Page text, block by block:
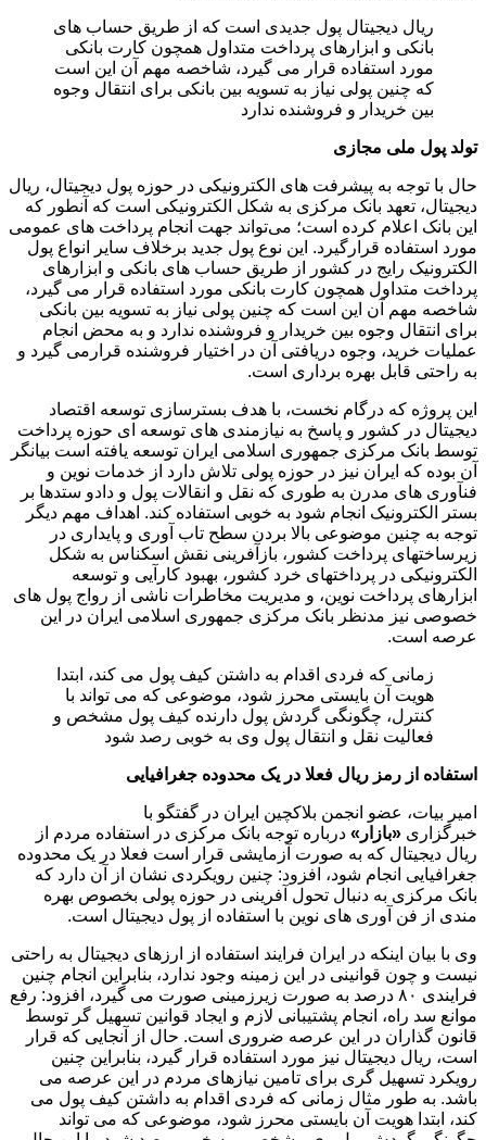
ریال دیجیتال پول جدیدی است که از طریق حساب های
بانکی و ابزارهای پرداخت متداول همچون کارت بانکی
مورد استفاده قرار می گیرد، شاخصه مهم آن این است
که چنین پولی نیاز به تسویه بین بانکی برای انتقال وجوه
بین خریدار و فروشنده ندارد
تولد پول ملی مجازی
حال با توجه به پیشرفت های الکترونیکی در حوزه پول دیجیتال، ریال
دیجیتال، تعهد بانک مرکزی به شکل الکترونیکی است که آنطور که
این بانک اعلام کرده است؛ می‌تواند جهت انجام پرداخت های عمومی
مورد استفاده قرارگیرد. این نوع پول جدید برخلاف سایر انواع پول
الکترونیک رایج در کشور از طریق حساب های بانکی و ابزارهای
پرداخت متداول همچون کارت بانکی مورد استفاده قرار می گیرد،
شاخصه مهم آن این است که چنین پولی نیاز به تسویه بین بانکی
برای انتقال وجوه بین خریدار و فروشنده ندارد و به محض انجام
عملیات خرید، وجوه دریافتی آن در اختیار فروشنده قرارمی گیرد و
به راحتی قابل بهره برداری است.
این پروژه که درگام نخست، با هدف بسترسازی توسعه اقتصاد
دیجیتال در کشور و پاسخ به نیازمندی های توسعه ای حوزه پرداخت
توسط بانک مرکزی جمهوری اسلامی ایران توسعه یافته است بیانگر
آن بوده که ایران نیز در حوزه پولی تلاش دارد از خدمات نوین و
فنآوری های مدرن به طوری که نقل و انقالات پول و دادو ستدها بر
بستر الکترونیک انجام شود به خوبی استفاده کند. اهداف مهم دیگر
توجه به چنین موضوعی بالا بردن سطح تاب آوری و پایداری در
زیرساختهای پرداخت کشور، بازآفرینی نقش اسکناس به شکل
الکترونیکی در پرداختهای خرد کشور، بهبود کارآیی و توسعه
ابزارهای پرداخت نوین، و مدیریت مخاطرات ناشی از رواج پول های
خصوصی نیز مدنظر بانک مرکزی جمهوری اسلامی ایران در این
عرصه است.
زمانی که فردی اقدام به داشتن کیف پول می کند، ابتدا
هویت آن بایستی محرز شود، موضوعی که می تواند با
کنترل، چگونگی گردش پول دارنده کیف پول مشخص و
فعالیت نقل و انتقال پول وی به خوبی رصد شود
استفاده از رمز ریال فعلا در یک محدوده جغرافیایی
امیر بیات، عضو انجمن بلاکچین ایران در گفتگو با
خبرگزاری «بازار» درباره توجه بانک مرکزی در استفاده مردم از
ریال دیجیتال که به صورت آزمایشی قرار است فعلا در یک محدوده
جغرافیایی انجام شود، افزود: چنین رویکردی نشان از آن دارد که
بانک مرکزی به دنبال تحول آفرینی در حوزه پولی بخصوص بهره
مندی از فن آوری های نوین با استفاده از پول دیجیتال است.
وی با بیان اینکه در ایران فرایند استفاده از ارزهای دیجیتال به راحتی
نیست و چون قوانینی در این زمینه وجود ندارد، بنابراین انجام چنین
فرایندی ۸۰ درصد به صورت زیرزمینی صورت می گیرد، افزود: رفع
موانع سد راه، انجام پشتیبانی لازم و ایجاد قوانین تسهیل گر توسط
قانون گذاران در این عرصه ضروری است. حال از آنجایی که قرار
است، ریال دیجیتال نیز مورد استفاده قرار گیرد، بنابراین چنین
رویکرد تسهیل گری برای تامین نیازهای مردم در این عرصه می
باشد. به طور مثال زمانی که فردی اقدام به داشتن کیف پول می
کند، ابتدا هویت آن بایستی محرز شود، موضوعی که می تواند